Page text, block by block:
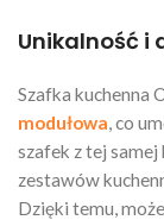
Unikalność i
Szafka kuchenna
modułowa, co
szafek z tej samej
zestawów
Dzięki temu,